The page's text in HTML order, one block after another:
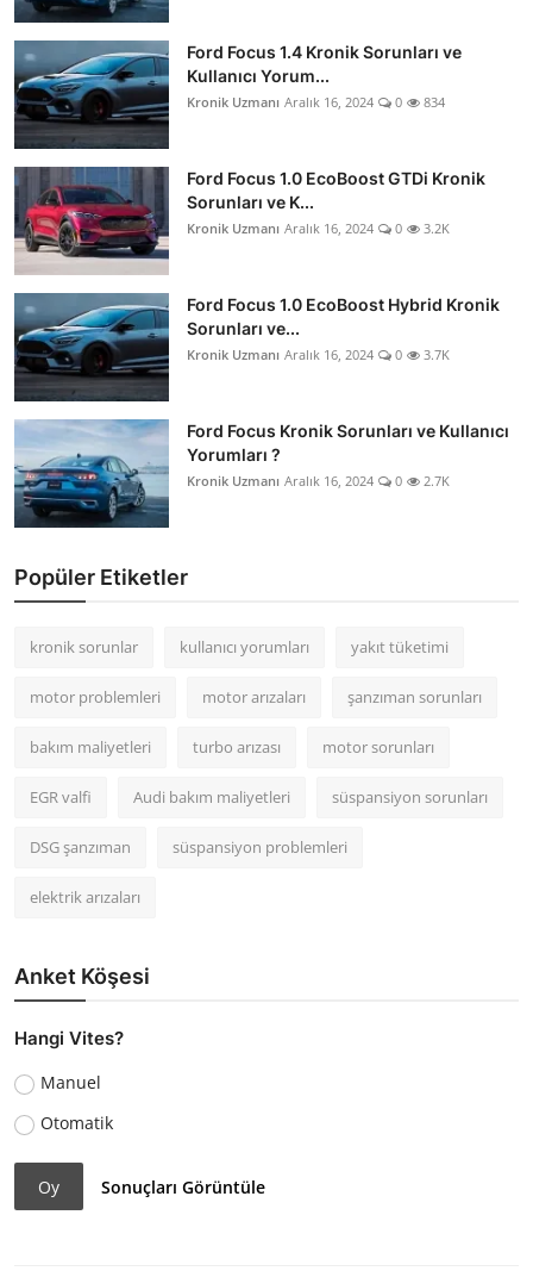
Ford Focus 1.4 Kronik Sorunları ve
Kullanıcı Yorum...
Kronik Uzmanı Aralık 16, 2024 0 834
Ford Focus 1.0 EcoBoost GTDi Kronik
Sorunları ve K...
Kronik Uzmanı Aralık 16, 2024 0 3.2K
Ford Focus 1.0 EcoBoost Hybrid Kronik
Sorunları ve...
Kronik Uzmanı Aralık 16, 2024 0 3.7K
Ford Focus Kronik Sorunları ve Kullanıcı
Yorumları ?
Kronik Uzmanı Aralık 16, 2024 0 2.7K
Popüler Etiketler
kronik sorunlar kullanıcı yorumları yakıt tüketimi
motor problemleri motor arızaları şanzıman sorunları
bakım maliyetleri turbo arızası motor sorunları
EGR valfi Audi bakım maliyetleri süspansiyon sorunları
DSG şanzıman süspansiyon problemleri
elektrik arızaları
Anket Köşesi
Hangi Vites?
Manuel
Otomatik
Oy Sonuçları Görüntüle